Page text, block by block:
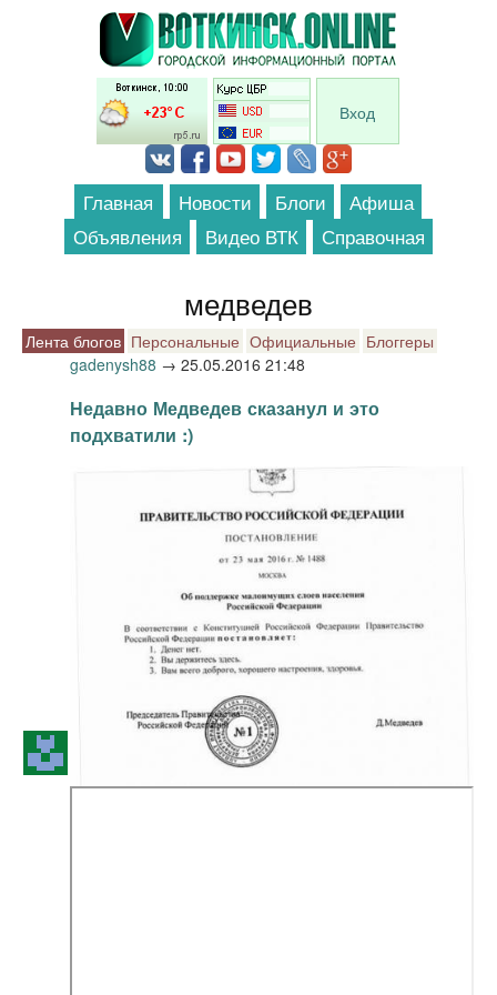
Перейти к основному содержанию
Вход
Главная Новости Блоги
Афиша
Объявления
Видео ВТК Справочная
медведев
Лента блогов Персональные Официальные Блоггеры
gadenysh88 → 25.05.2016 21:48
Недавно Медведев сказанул и это
подхватили :)